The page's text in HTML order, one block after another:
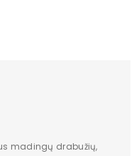
madingų drabužių,